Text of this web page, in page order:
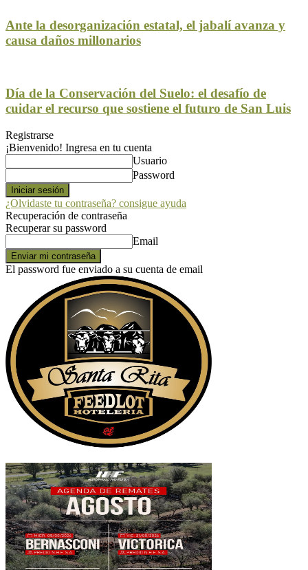
Ante la desorganización estatal, el jabalí avanza y
causa daños millonarios
Día de la Conservación del Suelo: el desafío de
cuidar el recurso que sostiene el futuro de San Luis
Registrarse
¡Bienvenido! Ingresa en tu cuenta
Usuario
Password
¿Olvidaste tu contraseña? consigue ayuda
Recuperación de contraseña
Recuperar su password
Email
El password fue enviado a su cuenta de email